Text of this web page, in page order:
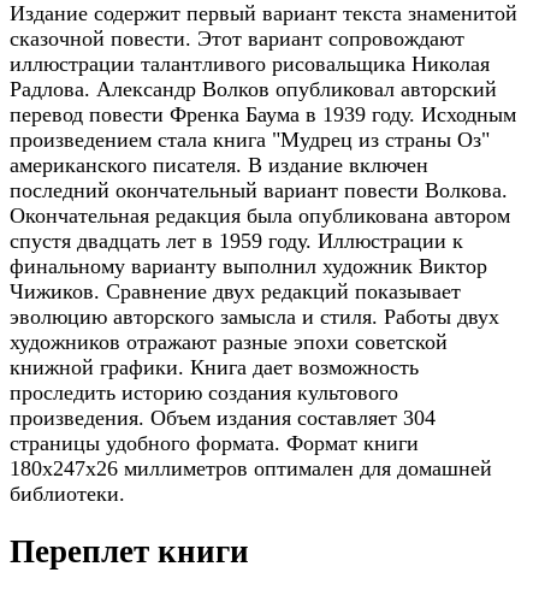
Издание содержит первый вариант текста знаменитой
сказочной повести. Этот вариант сопровождают
иллюстрации талантливого рисовальщика Николая
Радлова. Александр Волков опубликовал авторский
перевод повести Френка Баума в 1939 году. Исходным
произведением стала книга "Мудрец из страны Оз"
американского писателя. В издание включен
последний окончательный вариант повести Волкова.
Окончательная редакция была опубликована автором
спустя двадцать лет в 1959 году. Иллюстрации к
финальному варианту выполнил художник Виктор
Чижиков. Сравнение двух редакций показывает
эволюцию авторского замысла и стиля. Работы двух
художников отражают разные эпохи советской
книжной графики. Книга дает возможность
проследить историю создания культового
произведения. Объем издания составляет 304
страницы удобного формата. Формат книги
180х247х26 миллиметров оптимален для домашней
библиотеки.
Переплет книги